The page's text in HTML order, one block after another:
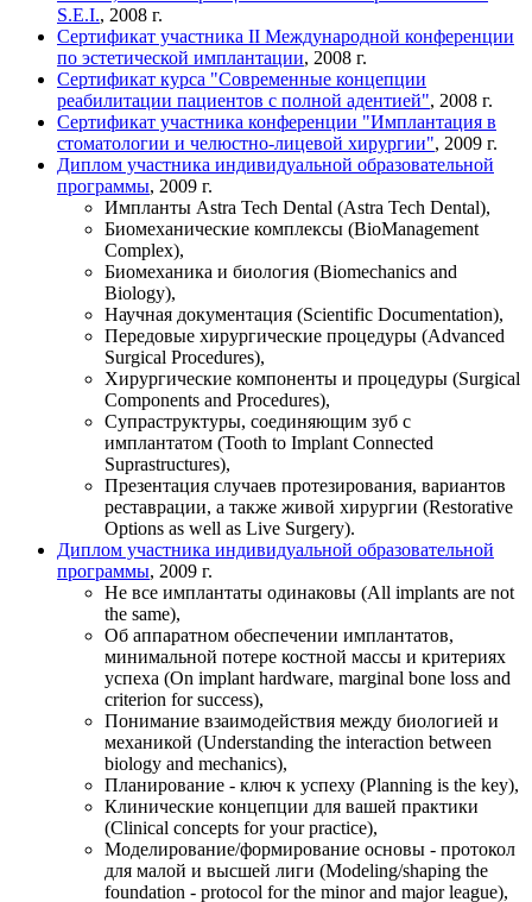
S.E.I., 2008 г.
Сертификат участника II Международной конференции
по эстетической имплантации, 2008 г.
Сертификат курса "Современные концепции
реабилитации пациентов с полной адентией", 2008 г.
Сертификат участника конференции "Имплантация в
стоматологии и челюстно-лицевой хирургии", 2009 г.
Диплом участника индивидуальной образовательной
программы, 2009 г.
Импланты Astra Tech Dental (Astra Tech Dental),
Биомеханические комплексы (BioManagement
Complex),
Биомеханика и биология (Biomechanics and
Biology),
Научная документация (Scientific Documentation),
Передовые хирургические процедуры (Advanced
Surgical Procedures),
Хирургические компоненты и процедуры (Surgical
Components and Procedures),
Супраструктуры, соединяющим зуб с
имплантатом (Tooth to Implant Connected
Suprastructures),
Презентация случаев протезирования, вариантов
реставрации, а также живой хирургии (Restorative
Options as well as Live Surgery).
Диплом участника индивидуальной образовательной
программы, 2009 г.
Не все имплантаты одинаковы (All implants are not
the same),
Об аппаратном обеспечении имплантатов,
минимальной потере костной массы и критериях
успеха (On implant hardware, marginal bone loss and
criterion for success),
Понимание взаимодействия между биологией и
механикой (Understanding the interaction between
biology and mechanics),
Планирование - ключ к успеху (Planning is the key),
Клинические концепции для вашей практики
(Clinical concepts for your practice),
Моделирование/формирование основы - протокол
для малой и высшей лиги (Modeling/shaping the
foundation - protocol for the minor and major league),